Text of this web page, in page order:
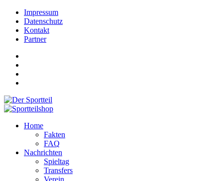
Impressum
Datenschutz
Kontakt
Partner
Home
Fakten
FAQ
Nachrichten
Spieltag
Transfers
Verein